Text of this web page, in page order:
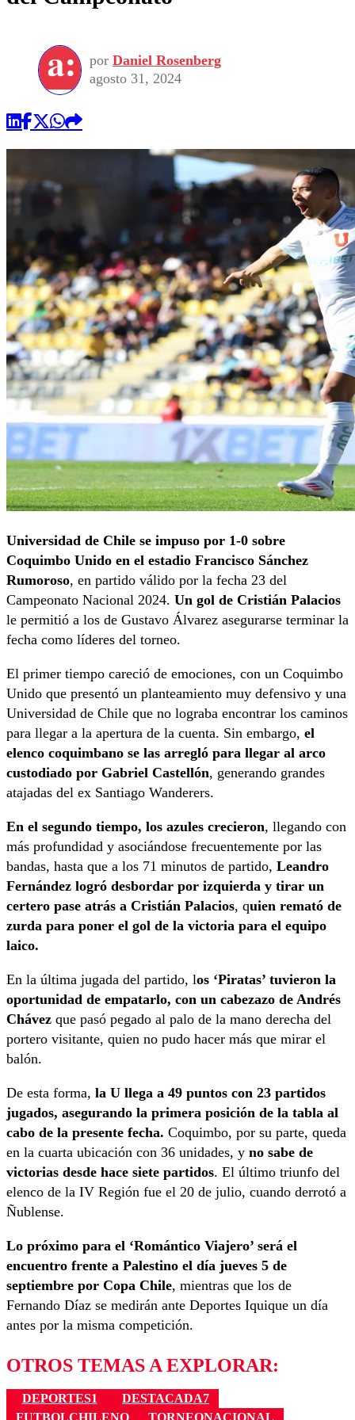
por Daniel Rosenberg
agosto 31, 2024
Universidad de Chile se impuso por 1-0 sobre
Coquimbo Unido en el estadio Francisco Sánchez
Rumoroso, en partido válido por la fecha 23 del
Campeonato Nacional 2024. Un gol de Cristián Palacios
le permitió a los de Gustavo Álvarez asegurarse terminar la
fecha como líderes del torneo.
El primer tiempo careció de emociones, con un Coquimbo
Unido que presentó un planteamiento muy defensivo y una
Universidad de Chile que no lograba encontrar los caminos
para llegar a la apertura de la cuenta. Sin embargo, el
elenco coquimbano se las arregló para llegar al arco
custodiado por Gabriel Castellón, generando grandes
atajadas del ex Santiago Wanderers.
En el segundo tiempo, los azules crecieron, llegando con
más profundidad y asociándose frecuentemente por las
bandas, hasta que a los 71 minutos de partido, Leandro
Fernández logró desbordar por izquierda y tirar un
certero pase atrás a Cristián Palacios, quien remató de
zurda para poner el gol de la victoria para el equipo
laico.
En la última jugada del partido, los ‘Piratas’ tuvieron la
oportunidad de empatarlo, con un cabezazo de Andrés
Chávez que pasó pegado al palo de la mano derecha del
portero visitante, quien no pudo hacer más que mirar el
balón.
De esta forma, la U llega a 49 puntos con 23 partidos
jugados, asegurando la primera posición de la tabla al
cabo de la presente fecha. Coquimbo, por su parte, queda
en la cuarta ubicación con 36 unidades, y no sabe de
victorias desde hace siete partidos. El último triunfo del
elenco de la IV Región fue el 20 de julio, cuando derrotó a
Ñublense.
Lo próximo para el ‘Romántico Viajero’ será el
encuentro frente a Palestino el día jueves 5 de
septiembre por Copa Chile, mientras que los de
Fernando Díaz se medirán ante Deportes Iquique un día
antes por la misma competición.
OTROS TEMAS A EXPLORAR:
DEPORTES1
DESTACADA7